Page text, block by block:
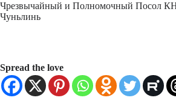
Чрезвычайный и Полномочный Посол
Чуньлинь
Spread the love